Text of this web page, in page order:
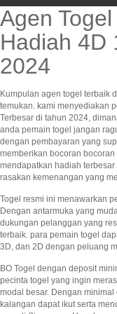
Agen
Hadiah 4D
2024
Kumpulan agen togel terbaik
temukan. kami menyediakan
Terbesar di tahun 2024,
anda pemain togel jangan
dengan pembayaran yang
memberikan bocoran
mendapatkan hadiah
rasakan kemenangan yang
Togel resmi ini menawarkan
Dengan antarmuka yang
dukungan pelanggan yang
terbaik. para pemain togel
3D, dan 2D dengan peluang
BO Togel dengan deposit
pecinta togel yang ingin
modal besar. Dengan
kalangan dapat ikut serta